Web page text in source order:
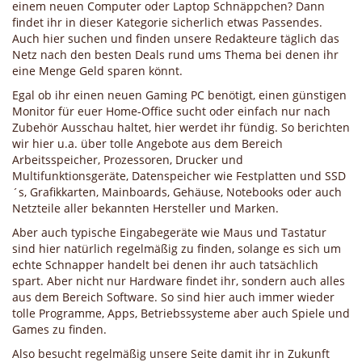
einem neuen Computer oder Laptop Schnäppchen? Dann
findet ihr in dieser Kategorie sicherlich etwas Passendes.
Auch hier suchen und finden unsere Redakteure täglich das
Netz nach den besten Deals rund ums Thema bei denen ihr
eine Menge Geld sparen könnt.
Egal ob ihr einen neuen Gaming PC benötigt, einen günstigen
Monitor für euer Home-Office sucht oder einfach nur nach
Zubehör Ausschau haltet, hier werdet ihr fündig. So berichten
wir hier u.a. über tolle Angebote aus dem Bereich
Arbeitsspeicher, Prozessoren, Drucker und
Multifunktionsgeräte, Datenspeicher wie Festplatten und SSD
´s, Grafikkarten, Mainboards, Gehäuse, Notebooks oder auch
Netzteile aller bekannten Hersteller und Marken.
Aber auch typische Eingabegeräte wie Maus und Tastatur
sind hier natürlich regelmäßig zu finden, solange es sich um
echte Schnapper handelt bei denen ihr auch tatsächlich
spart. Aber nicht nur Hardware findet ihr, sondern auch alles
aus dem Bereich Software. So sind hier auch immer wieder
tolle Programme, Apps, Betriebssysteme aber auch Spiele und
Games zu finden.
Also besucht regelmäßig unsere Seite damit ihr in Zukunft